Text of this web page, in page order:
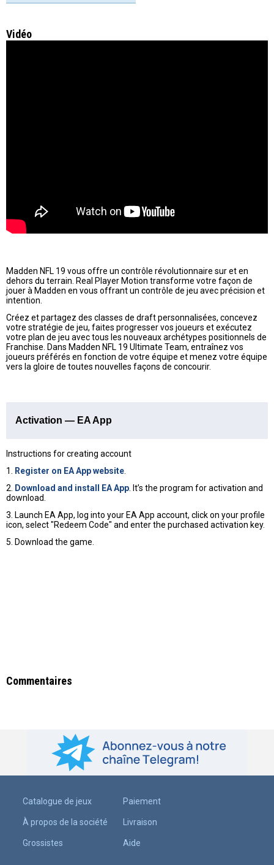
Vidéo
Madden NFL 19 vous offre un contrôle révolutionnaire sur et en
dehors du terrain. Real Player Motion transforme votre façon de
jouer à Madden en vous offrant un contrôle de jeu avec précision et
intention.
Créez et partagez des classes de draft personnalisées, concevez
votre stratégie de jeu, faites progresser vos joueurs et exécutez
votre plan de jeu avec tous les nouveaux archétypes positionnels de
Franchise. Dans Madden NFL 19 Ultimate Team, entraînez vos
joueurs préférés en fonction de votre équipe et menez votre équipe
vers la gloire de toutes nouvelles façons de concourir.
Activation — EA App
Instructions for creating account
1.
Register on EA App website
2.
Download and install EA App . It’s the program for activation and
download.
3. Launch EA App, log into your EA App account, click on your profile
icon, select "Redeem Code" and enter the purchased activation key.
5. Download the game.
Commentaires
Catalogue de jeux
À propos de la société
Grossistes
Paiement
Livraison
Aide